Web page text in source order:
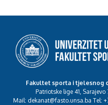
Fakultet sporta i tjelesnog
Patriotske lige 41,
Mail: dekanat@fasto.unsa.ba Tel: